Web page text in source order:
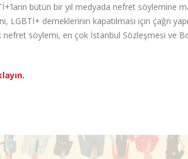
bütün bir yıl medyada nefret söylemine
derneklerinin kapatılması için çağrı
nefret söylemi, en çok İstanbul Sözleşmesi ve